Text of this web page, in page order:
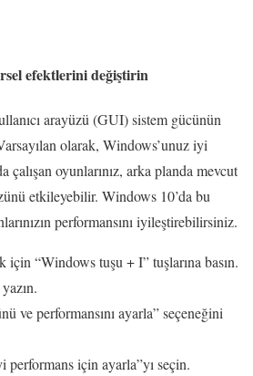
efektlerini değiştirin
arayüzü (GUI) sistem gücünün
olarak, Windows’unuz iyi
çalışan oyunlarınız, arka planda mevcut
etkileyebilir. Windows 10’da bu
performansını iyileştirebilirsiniz.
için “Windows tuşu + I” tuşlarına basın.
ve performansını ayarla” seçeneğini
için ayarla”yı seçin.